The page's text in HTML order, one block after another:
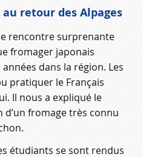
retour des Alpages
rencontre surprenante
fromager japonais
dans la région. Les
pratiquer le Français
Il nous a expliqué le
fromage très connu
étudiants se sont rendus